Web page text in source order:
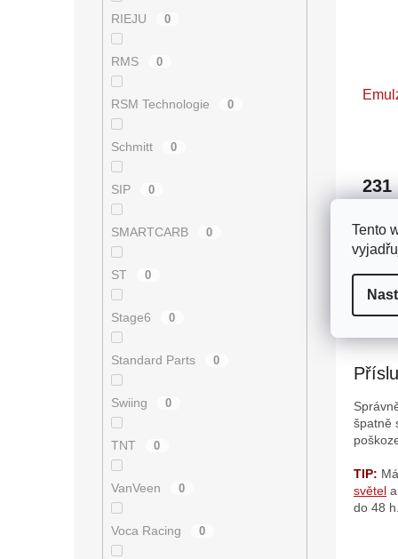
Tento
RIEJU 0
RMS 0
RSM Technologie 0
Schmitt 0
SIP 0
SMARTCARB 0
ST 0
Stage6 0
Standard Parts 0
Swiing 0
TNT 0
VanVeen 0
Voca Racing 0
231
pro
O
l
á
d
c
í
p
v
k
y
špatně
TIP:
světel
do 48